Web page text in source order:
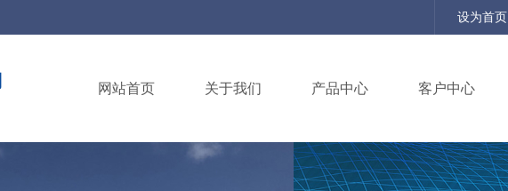
设为首页
网站首页 关于我们 产品中心 客户中心